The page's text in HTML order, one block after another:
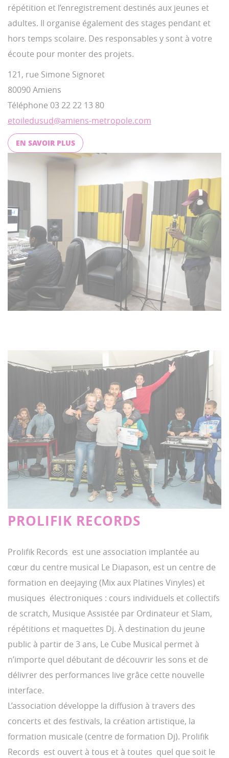
répétition et l’enregistrement destinés aux jeunes et
adultes. Il organise également des stages pendant et
hors temps scolaire. Des responsables y sont à votre
écoute pour monter des projets.
121, rue Simone Signoret
80090 Amiens
Téléphone 03 22 22 13 80
etoiledusud@amiens-metropole.com
EN SAVOIR PLUS
PROLIFIK RECORDS
Prolifik Records est une association implantée au
cœur du centre musical Le Diapason, est un centre de
formation en deejaying (Mix aux Platines Vinyles) et
musiques électroniques : cours individuels et collectifs
de scratch, Musique Assistée par Ordinateur et Slam,
répétitions et maquettes Dj. À destination du jeune
public à partir de 3 ans, Le Cube Musical permet à
n’importe quel débutant de découvrir les sons et de
délivrer des performances live grâce cette nouvelle
interface.
L’association développe la diffusion à travers des
concerts et des festivals, la création artistique, la
formation musicale (centre de formation Dj). Prolifik
Records est ouvert à tous et à toutes quel que soit le